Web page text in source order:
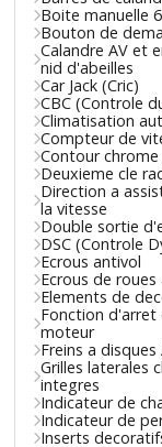
Boite manuelle
Bouton de
Calandre AV et
nid d'abeilles
Car Jack (Cric)
CBC (Controle
Climatisation
Compteur de
Contour
Deuxieme cle
Direction a
la vitesse
Double sortie
DSC (Controle
Ecrous antivol
Ecrous de roues
Elements de
Fonction
moteur
Freins a
Grilles laterales
integres
Indicateur de
Indicateur de
Inserts